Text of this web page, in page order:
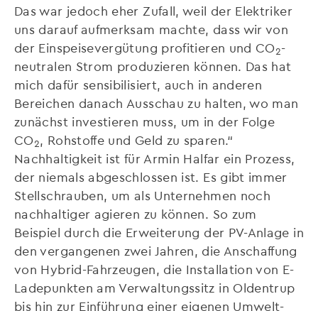
Das war jedoch eher Zufall, weil der Elektriker
uns darauf aufmerksam machte, dass wir von
der Einspeisevergütung profitieren und CO2-
neutralen Strom produzieren können. Das hat
mich dafür sensibilisiert, auch in anderen
Bereichen danach Ausschau zu halten, wo man
zunächst investieren muss, um in der Folge
CO2
, Rohstoffe und Geld zu sparen.“
Nachhaltigkeit ist für Armin Halfar ein Prozess,
der niemals abgeschlossen ist. Es gibt immer
Stellschrauben, um als Unternehmen noch
nachhaltiger agieren zu können. So zum
Beispiel durch die Erweiterung der PV-Anlage in
den vergangenen zwei Jahren, die Anschaffung
von Hybrid-Fahrzeugen, die Installation von E-
Ladepunkten am Verwaltungssitz in Oldentrup
bis hin zur Einführung einer eigenen Umwelt-